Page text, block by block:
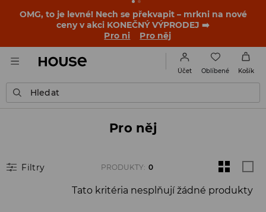
OMG, to je levné! Nech se překvapit – mrkni na nové
ceny v akci KONEČNÝ VÝPRODEJ ➡️
Pro ni
Pro něj
Účet Oblíbené Košík
Hledat
Pro něj
Filtry PRODUKTY: 0
Tato kritéria nesplňují žádné produkty